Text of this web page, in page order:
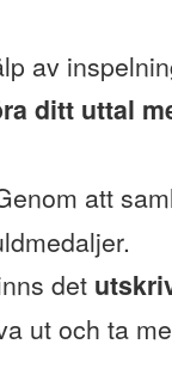
av
ditt uttal
att
det
ut och ta